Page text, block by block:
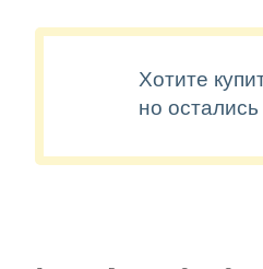
Хотите
но